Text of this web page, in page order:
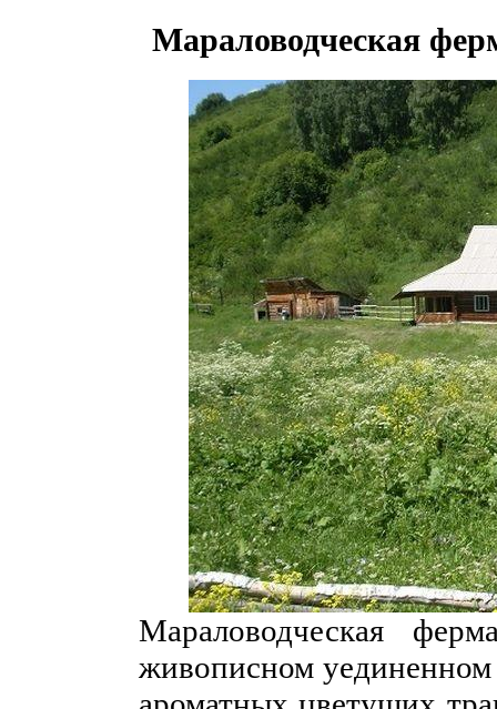
Мараловодческая
Мараловодческая
живописном уединенном